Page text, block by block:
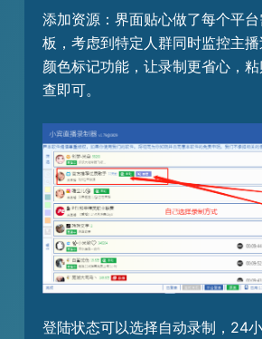
添加资源：界面贴心做了每个平
板，考虑到特定人群同时监控主
颜色标记功能，让录制更省心，
查即可。
登陆状态可以选择自动录制，24